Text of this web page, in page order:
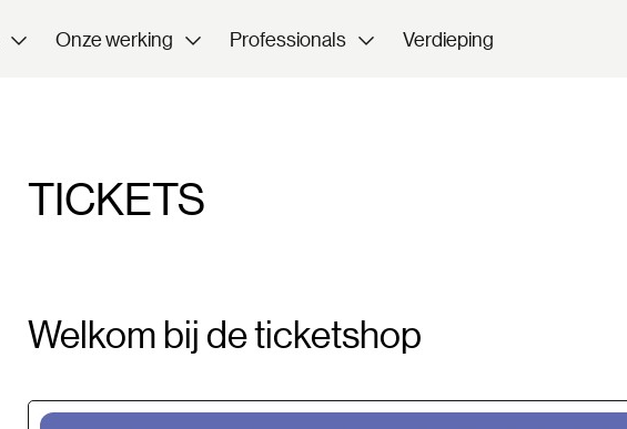
Onze werking Professionals Verdieping
TICKETS
Welkom bij de ticketshop